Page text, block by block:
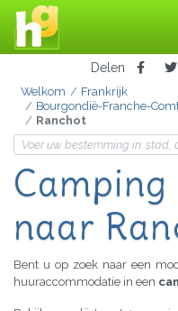
Delen
Welkom
Frankrijk
Bourgondië-Franche-
Ranchot
Camping
naar
Bent u op zoek naar een
huuraccommodatie in een